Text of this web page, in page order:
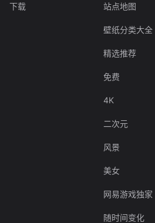
下载 站点地图
壁纸分类大全
精选推荐
免费
4K
二次元
风景
美女
网易游戏独家
随时间变化